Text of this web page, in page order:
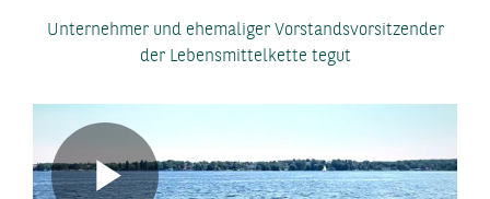
Unternehmer und ehemaliger Vorstandsvorsitzender
der Lebensmittelkette tegut